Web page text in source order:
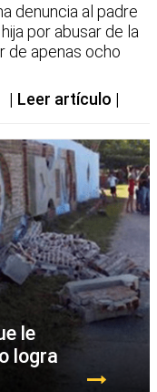
denuncia al padre
por abusar de la
de apenas ocho
Leer artículo
le
logra